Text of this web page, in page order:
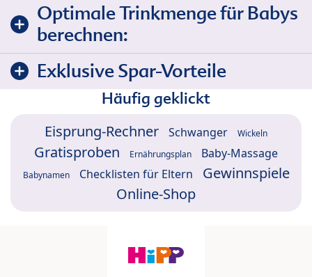
Optimale Trinkmenge für Babys
berechnen:
Exklusive Spar-Vorteile
Häufig geklickt
Eisprung-Rechner Schwanger Wickeln
Gratisproben Ernährungsplan Baby-Massage
Babynamen Checklisten für Eltern
Gewinnspiele
Online-Shop